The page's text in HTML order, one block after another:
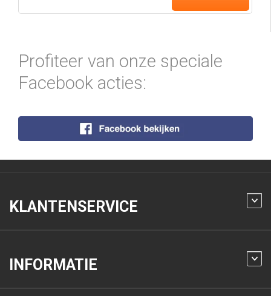
Profiteer van onze speciale
Facebook acties:
KLANTENSERVICE
INFORMATIE